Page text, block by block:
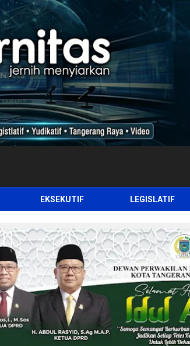
EKSEKUTIF LEGISLATIF